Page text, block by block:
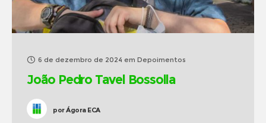
6 de dezembro de 2024 em Depoimentos
João Pedro Tavel Bossolla
porÁgora ECA